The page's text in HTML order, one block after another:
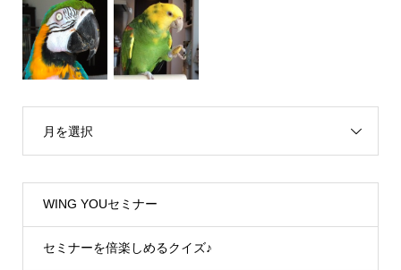
月を選択
WING YOUセミナー
セミナーを倍楽しめるクイズ♪